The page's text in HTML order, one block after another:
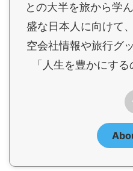
との大半を旅から学
盛な日本人に向けて
空会社情報や旅行グ
「人生を豊かにす